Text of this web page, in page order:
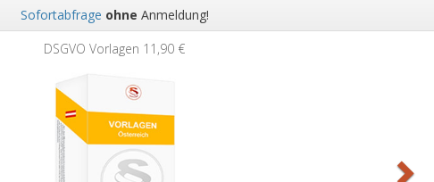
Sofortabfrage ohne Anmeldung!
DSGVO Vorlagen 11,90 €